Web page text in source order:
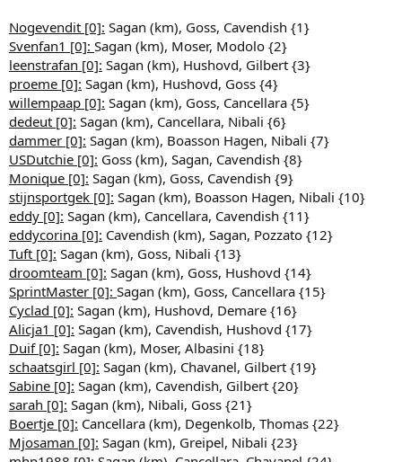
Nogevendit [0]: Sagan (km), Goss, Cavendish {1}
Svenfan1 [0]: Sagan (km), Moser, Modolo {2}
leenstrafan [0]: Sagan (km), Hushovd, Gilbert {3}
proeme [0]: Sagan (km), Hushovd, Goss {4}
willempaap [0]: Sagan (km), Goss, Cancellara {5}
dedeut [0]: Sagan (km), Cancellara, Nibali {6}
dammer [0]: Sagan (km), Boasson Hagen, Nibali {7}
USDutchie [0]: Goss (km), Sagan, Cavendish {8}
Monique [0]: Sagan (km), Goss, Cavendish {9}
stijnsportgek [0]: Sagan (km), Boasson Hagen, Nibali {10}
eddy [0]: Sagan (km), Cancellara, Cavendish {11}
eddycorina [0]: Cavendish (km), Sagan, Pozzato {12}
Tuft [0]: Sagan (km), Goss, Nibali {13}
droomteam [0]: Sagan (km), Goss, Hushovd {14}
SprintMaster [0]: Sagan (km), Goss, Cancellara {15}
Cyclad [0]: Sagan (km), Hushovd, Demare {16}
Alicja1 [0]: Sagan (km), Cavendish, Hushovd {17}
Duif [0]: Sagan (km), Moser, Albasini {18}
schaatsgirl [0]: Sagan (km), Chavanel, Gilbert {19}
Sabine [0]: Sagan (km), Cavendish, Gilbert {20}
sarah [0]: Sagan (km), Nibali, Goss {21}
Boertje [0]: Cancellara (km), Degenkolb, Thomas {22}
Mjosaman [0]: Sagan (km), Greipel, Nibali {23}